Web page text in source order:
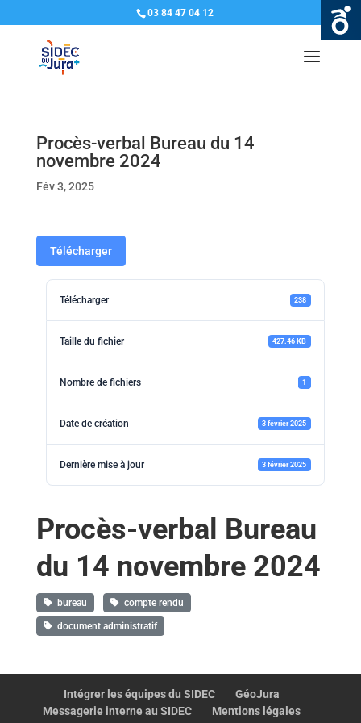
03 84 47 04 12
Procès-verbal Bureau du 14
novembre 2024
Fév 3, 2025
Télécharger
Télécharger 238
Taille du fichier 427.46 KB
Nombre de fichiers 1
Date de création 3 février 2025
Dernière mise à jour 3 février 2025
Procès-verbal Bureau
du 14 novembre 2024
bureau compte rendu
document administratif
Intégrer les équipes du SIDEC
GéoJura
Messagerie interne au SIDEC
Mentions légales